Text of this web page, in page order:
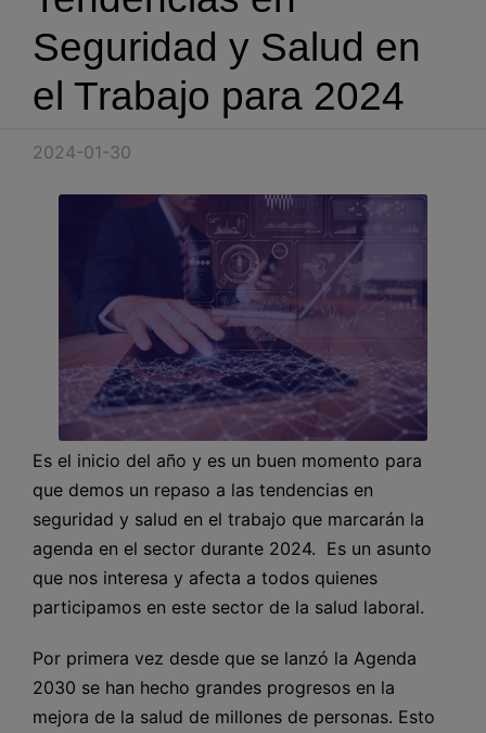
Recursos
Español
Entrar
Hablemos
Seguridad y Salud en
el Trabajo para 2024
2024-01-30
Es el inicio del año y es un buen momento para
que demos un repaso a las tendencias en
seguridad y salud en el trabajo que marcarán la
agenda en el sector durante 2024. Es un asunto
que nos interesa y afecta a todos quienes
participamos en este sector de la salud laboral.
Por primera vez desde que se lanzó la Agenda
2030 se han hecho grandes progresos en la
mejora de la salud de millones de personas. Esto